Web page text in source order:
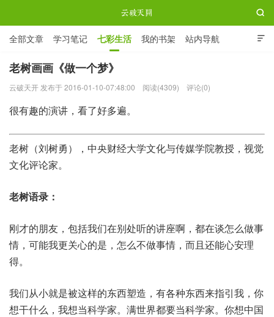

全部文章 学习笔记 七彩生活 我的书架 站内导航
ABOUT ME

老树画画《做一个梦》
云破天开 发布于 2016-01-10-07:48:00 阅读(4309) 评论(0)
很有趣的演讲，看了好多遍。
老树（刘树勇），中央财经大学文化与传媒学院教授，视觉
文化评论家。
老树语录：
刚才的朋友，包括我们在别处听的讲座啊，都在谈怎么做事
情，可能我更关心的是，怎么不做事情，而且还能心安理
得。
我们从小就是被这样的东西塑造，有各种东西来指引我，你
想干什么，我想当科学家。满世界都要当科学家。你想中国